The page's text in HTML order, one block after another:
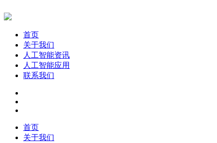
首页
关于我们
人工智能资讯
人工智能应用
联系我们
首页
关于我们